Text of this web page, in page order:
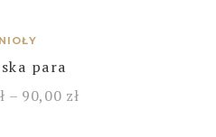
para
– 90,00 zł